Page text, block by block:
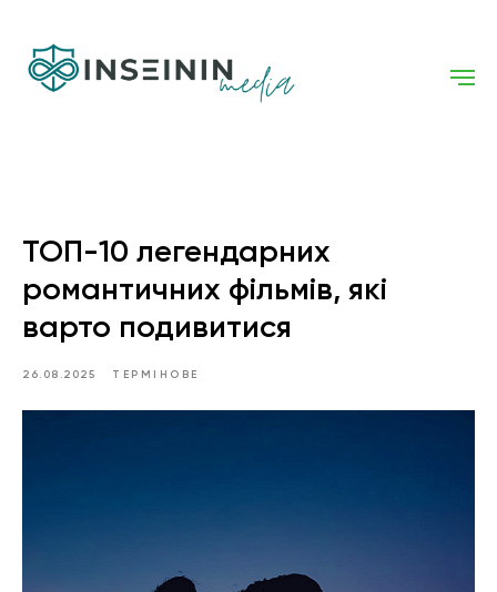
ТОП-10 легендарних
романтичних фільмів, які
варто подивитися
26.08.2025 ТЕРМІНОВЕ